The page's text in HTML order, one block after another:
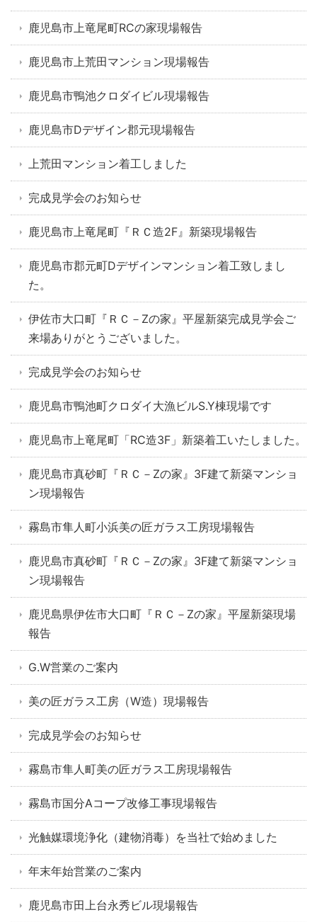
鹿児島市上竜尾町RCの家現場報告
鹿児島市上荒田マンション現場報告
鹿児島市鴨池クロダイビル現場報告
鹿児島市Dデザイン郡元現場報告
上荒田マンション着工しました
完成見学会のお知らせ
鹿児島市上竜尾町『ＲＣ造2F』新築現場報告
鹿児島市郡元町Dデザインマンション着工致しまし
た。
伊佐市大口町『ＲＣ－Zの家』平屋新築完成見学会ご
来場ありがとうございました。
完成見学会のお知らせ
鹿児島市鴨池町クロダイ大漁ビルS.Y棟現場です
鹿児島市上竜尾町「RC造3F」新築着工いたしました。
鹿児島市真砂町『ＲＣ－Zの家』3F建て新築マンショ
ン現場報告
霧島市隼人町小浜美の匠ガラス工房現場報告
鹿児島市真砂町『ＲＣ－Zの家』3F建て新築マンショ
ン現場報告
鹿児島県伊佐市大口町『ＲＣ－Zの家』平屋新築現場
報告
G.W営業のご案内
美の匠ガラス工房（W造）現場報告
完成見学会のお知らせ
霧島市隼人町美の匠ガラス工房現場報告
霧島市国分Aコープ改修工事現場報告
光触媒環境浄化（建物消毒）を当社で始めました
年末年始営業のご案内
鹿児島市田上台永秀ビル現場報告